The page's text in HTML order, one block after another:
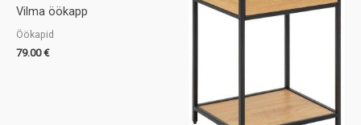
Vilma öökapp
Öökapid
79.00€